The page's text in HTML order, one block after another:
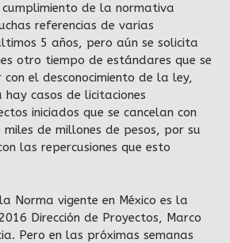
de la normativa
referencias de varias
5 años, pero aún se solicita
otro tiempo de estándares que se
el desconocimiento de la ley,
casos de licitaciones
iniciados que se cancelan con
de millones de pesos, por su
las repercusiones que esto
Norma vigente en México es la
Dirección de Proyectos, Marco
Pero en las próximas semanas